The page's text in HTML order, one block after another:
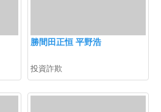
勝間田正恒 平野浩
投資詐欺